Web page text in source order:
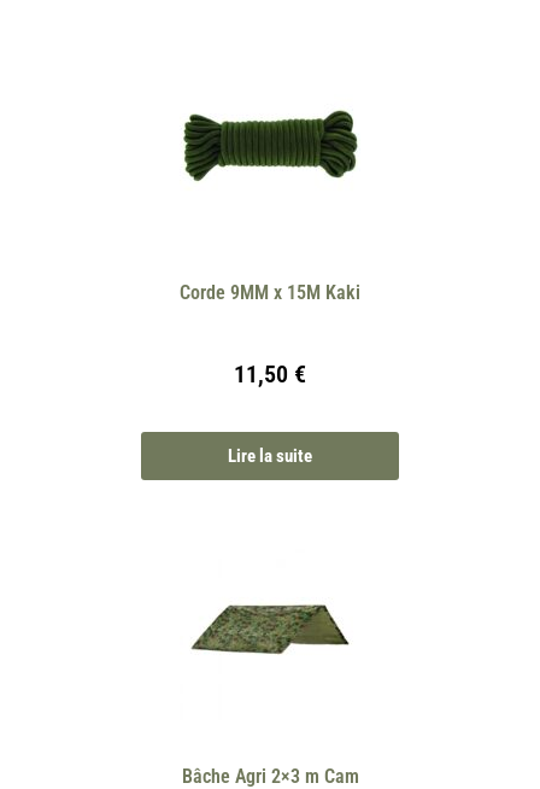
Corde 9MM x 15M Kaki
11,50 €
Lire la suite
Bâche Agri 2×3 m Cam